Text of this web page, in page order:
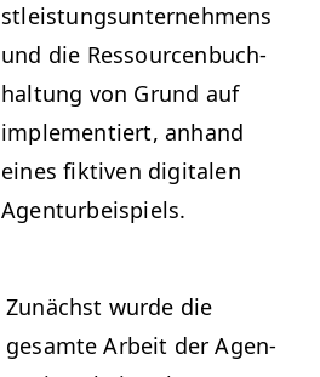
stleis­tung­sun­ternehmens
und die Ressourcenbuch­
hal­tung von Grund auf
imple­men­tiert, anhand
eines fik­tiv­en dig­i­tal­en
Agenturbeispiels.
Zunächst wurde die
gesamte Arbeit der Agen­